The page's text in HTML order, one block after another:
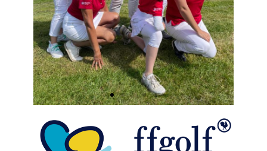
Equipe 1
dames